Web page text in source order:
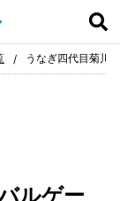
うなぎ四代目菊川
ルゲー